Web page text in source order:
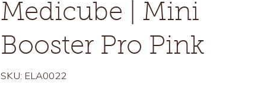
Medicube | Mini
Booster Pro Pink
SKU: SKU
ELA0022
ELA0022